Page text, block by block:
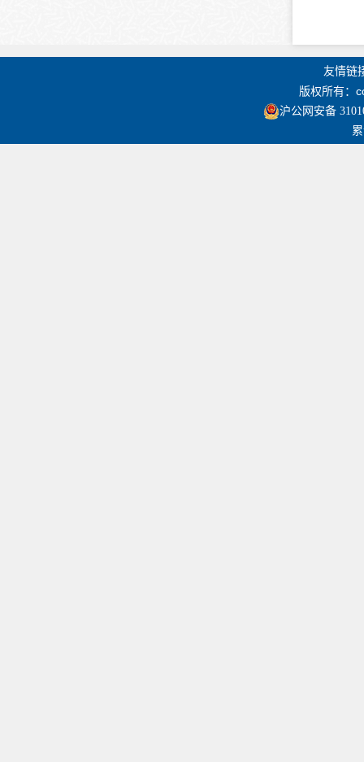
友情链
版权所有：
沪公网安备
累